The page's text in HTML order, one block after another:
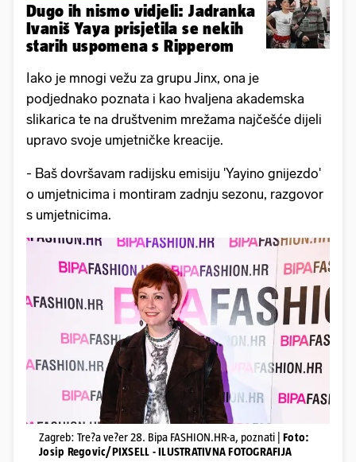
Dugo ih nismo vidjeli: Jadranka
Ivaniš Yaya prisjetila se nekih
starih uspomena s Ripperom
Iako je mnogi vežu za grupu Jinx, ona je
podjednako poznata i kao hvaljena akademska
slikarica te na društvenim mrežama najčešće dijeli
upravo svoje umjetničke kreacije.
- Baš dovršavam radijsku emisiju 'Yayino gnijezdo'
o umjetnicima i montiram zadnju sezonu, razgovor
s umjetnicima.
Zagreb: Tre?a ve?er 28. Bipa FASHION.HR-a, poznati | Foto:
Josip Regovic/PIXSELL - ILUSTRATIVNA FOTOGRAFIJA